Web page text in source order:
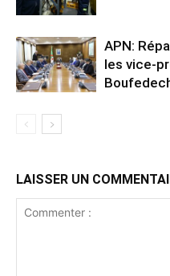
APN:
les vice-
LAISSER UN